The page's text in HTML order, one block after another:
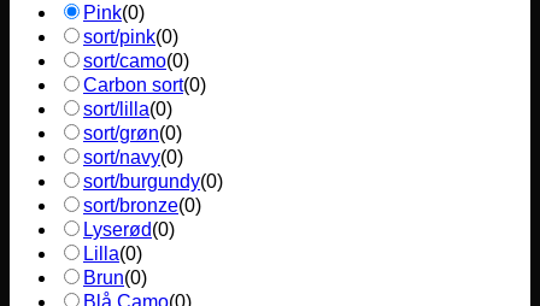
Pink(0)
sort/pink(0)
sort/camo(0)
Carbon sort(0)
sort/lilla(0)
sort/grøn(0)
sort/navy(0)
sort/burgundy(0)
sort/bronze(0)
Lyserød(0)
Lilla(0)
Brun(0)
Blå Camo(0)